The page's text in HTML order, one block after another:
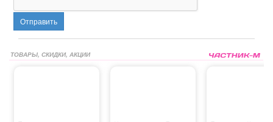
Отправить
ТОВАРЫ, СКИДКИ, АКЦИИ